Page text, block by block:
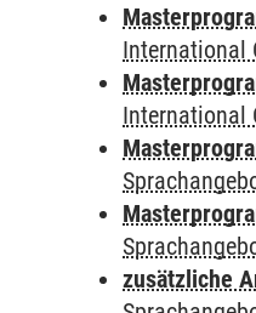
International
International
zusätzliche